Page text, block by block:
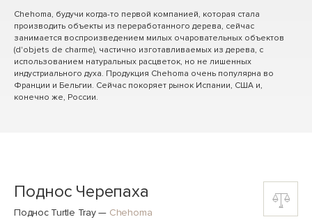
Chehoma, будучи когда-то первой компанией, которая стала
производить объекты из переработанного дерева, сейчас
занимается воспроизведением милых очаровательных объектов
(d'objets de charme), частично изготавливаемых из дерева, с
использованием натуральных расцветок, но не лишенных
индустриального духа. Продукция Chehoma очень популярна во
Франции и Бельгии. Сейчас покоряет рынок Испании, США и,
конечно же, России.
Поднос Черепаха
Поднос Turtle Tray— Chehoma